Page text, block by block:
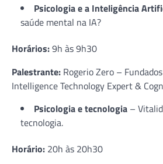
Psicologia e a Inteligência
saúde mental na IA?
Horários:9h às 9h30
Palestrante: Rogerio Zero –
Intelligence Technology Expert &
Psicologia e tecnologia –
tecnologia.
Horário: 20h às 20h30